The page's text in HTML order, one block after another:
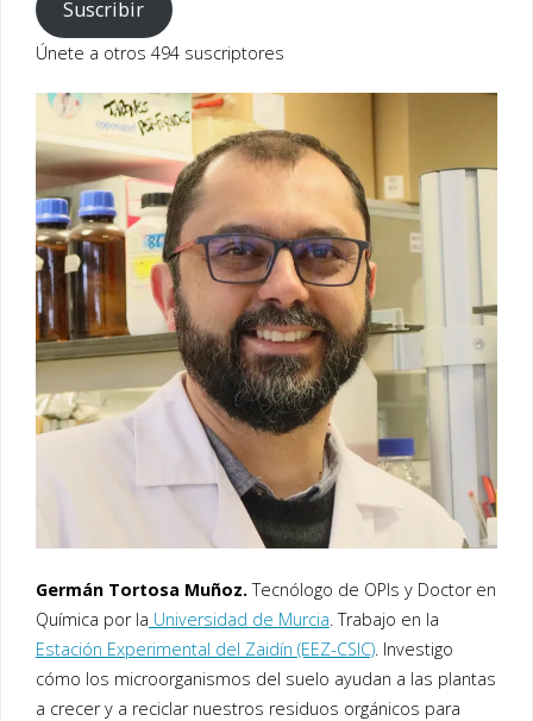
correo
electrónico
Suscribir
Únete a otros 494 suscriptores
Germán Tortosa Muñoz.Tecnólogo de OPIs y Doctor en
Química por la Universidad de Murcia . Trabajo en la
Estación Experimental del Zaidín (EEZ-CSIC). Investigo
cómo los microorganismos del suelo ayudan a las plantas
a crecer y a reciclar nuestros residuos orgánicos para